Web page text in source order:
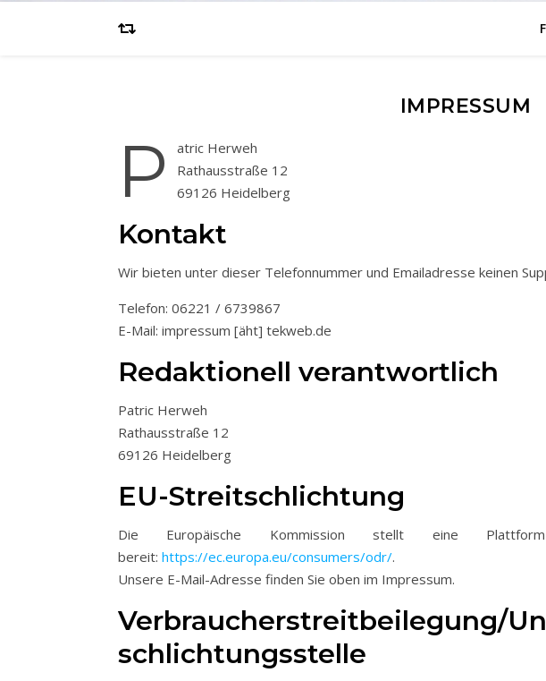
IMPRESSUM
P
atric Herweh
Rathausstraße 12
69126 Heidelberg
Kontakt
Wir bieten unter dieser Telefonnummer und Emailadresse keinen
Telefon: 06221 / 6739867
E-Mail: impressum [äht] tekweb.de
Redaktionell verantwortlich
Patric Herweh
Rathausstraße 12
69126 Heidelberg
EU-Streitschlichtung
Die Europäische Kommission stellt eine
bereit: https://ec.europa.eu/consumers/odr/.
Unsere E-Mail-Adresse finden Sie oben im Impressum.
Verbraucher­streit­beilegung/
schlichtungs­stelle